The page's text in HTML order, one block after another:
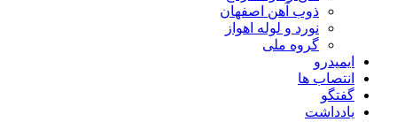
ذوب آهن اصفهان
نورد و لوله اهواز
گروه ملی
ایمیدرو
انتصاب ها
گفتگو
یادداشت